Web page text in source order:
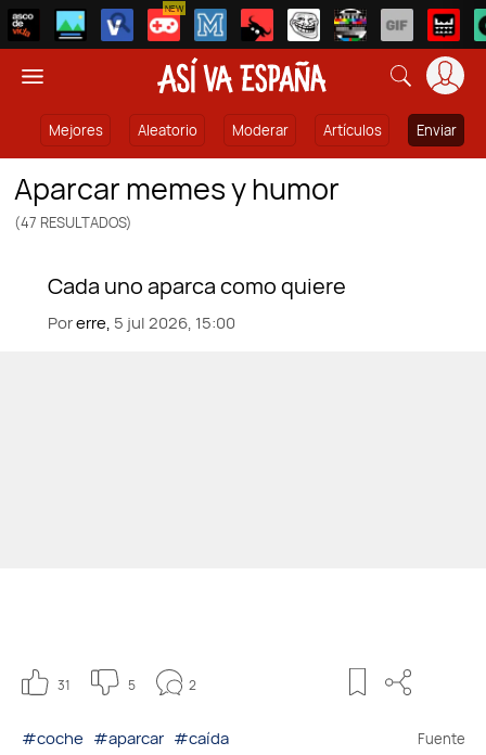
NEW
Mejores Aleatorio Moderar Artículos Enviar
aparcar memes y humor
(47 RESULTADOS)
Porerre, 5 jul 2026, 15:00
31 5 2
#coche #aparcar #caída Fuente